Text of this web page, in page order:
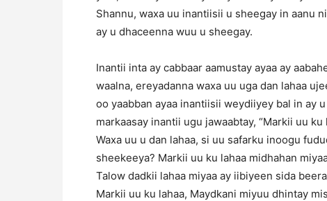
Shannu, waxa uu inantiisii u sheegay in aanu
ay u dhaceenna wuu u sheegay.
Inantii inta ay cabbaar aamustay ayaa ay
waalna, ereyadanna waxa uu uga dan lahaa
oo yaabban ayaa inantiisii weydiiyey bal in ay
markaasay inantii ugu jawaabtay, “Markii uu
Waxa uu u dan lahaa, si uu safarku inoogu
sheekeeya? Markii uu ku lahaa midhahan
Talow dadkii lahaa miyaa ay iibiyeen sida
Markii uu ku lahaa, Maydkani miyuu dhintay